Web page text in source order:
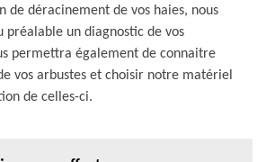
de déracinement de vos haies, nous
préalable un diagnostic de vos
permettra également de connaitre
vos arbustes et choisir notre matériel
de celles-ci.